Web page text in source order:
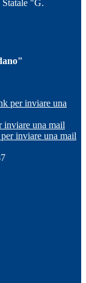
"G.
per inviare una
inviare una mail
inviare una mail